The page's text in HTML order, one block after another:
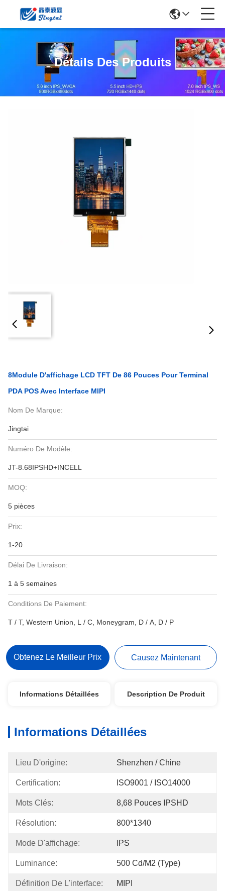
Détails Des Produits
8Module D'affichage LCD TFT De 86 Pouces Pour Terminal
PDA POS Avec Interface MIPI
Nom De Marque:
Jingtai
Numéro De Modèle:
JT-8.68IPSHD+INCELL
MOQ:
5 pièces
Prix:
1-20
Délai De Livraison:
1 à 5 semaines
Conditions De Paiement:
T / T, Western Union, L / C, Moneygram, D / A, D / P
Obtenez Le Meilleur Prix Causez Maintenant
Informations Détaillées Description De Produit
Informations Détaillées
Lieu D'origine: Shenzhen / Chine
Certification: ISO9001 / ISO14000
Mots Clés: 8,68 Pouces IPSHD
Résolution: 800*1340
Mode D'affichage: IPS
Luminance: 500 Cd/m2 (type)
Définition De L'interface: MIPI